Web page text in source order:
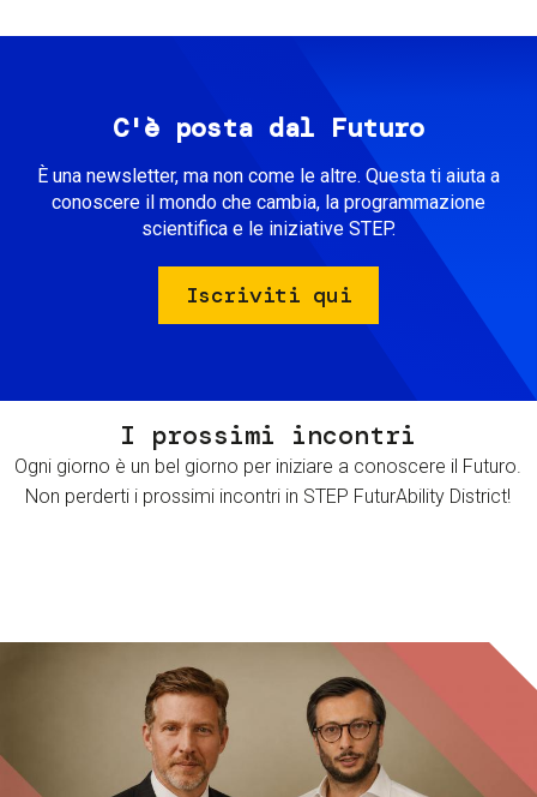
C'è posta dal Futuro
È una newsletter, ma non come le altre. Questa ti aiuta a
conoscere il mondo che cambia, la programmazione
scientifica e le iniziative STEP.
Iscriviti qui
I prossimi incontri
Ogni giorno è un bel giorno per iniziare a conoscere il Futuro.
Non perderti i prossimi incontri in STEP FuturAbility District!